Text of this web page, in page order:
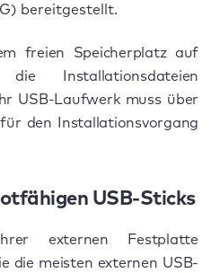
bereitgestellt.
freien Speicherplatz auf
Installationsdateien
USB-Laufwerk muss über
den Installationsvorgang
USB-Sticks
externen Festplatte
die meisten externen USB-